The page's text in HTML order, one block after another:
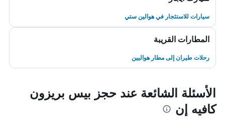
سيارات للاستئجار في هوالين ستي
المطارات القريبة
رحلات طيران إلى مطار هواليين
الأسئلة الشائعة عند حجز بيس بريزون
كافيه إن